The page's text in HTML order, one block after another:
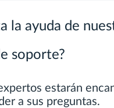
la ayuda de
soporte?
estarán
a sus preguntas.